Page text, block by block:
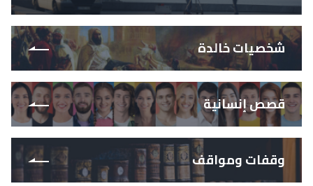
شخصيات خالدة
قصص إنسانية
وقفات ومواقف